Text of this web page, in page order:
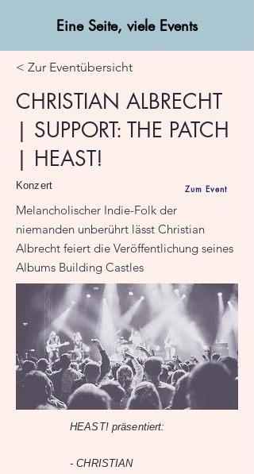
Eine Seite, viele Events
< Zur Eventübersicht
CHRISTIAN ALBRECHT
| SUPPORT: THE PATCH
| HEAST!
Konzert Zum Event
Melancholischer Indie-Folk der
niemanden unberührt lässt Christian
Albrecht feiert die Veröffentlichung seines
Albums Building Castles
HEAST! präsentiert:
- CHRISTIAN